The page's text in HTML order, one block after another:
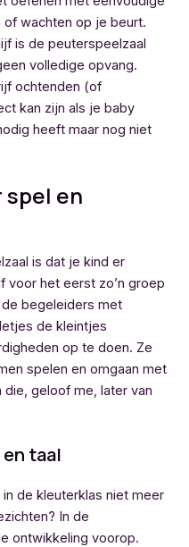
of wachten op je beurt.
is de peuterspeelzaal
volledige opvang.
ochtenden (of
kan zijn als je baby
heeft maar nog niet
en
is dat je kind er
voor het eerst zo’n groep
begeleiders met
de kleintjes
op te doen. Ze
spelen en omgaan met
geloof me, later van
taal
de kleuterklas niet meer
In de
ontwikkeling voorop.